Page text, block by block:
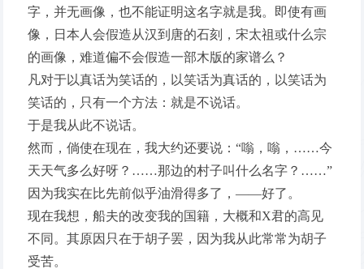
字，并无画像，也不能证明这名字就是我。即使有画
像，日本人会假造从汉到唐的石刻，宋太祖或什么宗
的画像，难道偏不会假造一部木版的家谱么？
凡对于以真话为笑话的，以笑话为真话的，以笑话为
笑话的，只有一个方法：就是不说话。
于是我从此不说话。
然而，倘使在现在，我大约还要说：“嗡，嗡，……今
天天气多么好呀？……那边的村子叫什么名字？……”
因为我实在比先前似乎油滑得多了，——好了。
现在我想，船夫的改变我的国籍，大概和X君的高见
不同。其原因只在于胡子罢，因为我从此常常为胡子
受苦。